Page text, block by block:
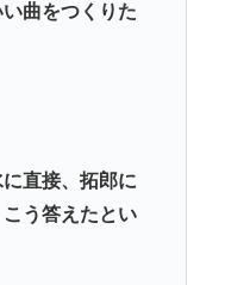
曲をつくりた
直接、拓郎に
う答えたとい